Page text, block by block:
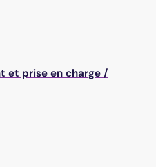
et prise en charge /